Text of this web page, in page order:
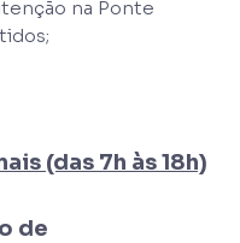
na Ponte
(das 7h às 18h)
de